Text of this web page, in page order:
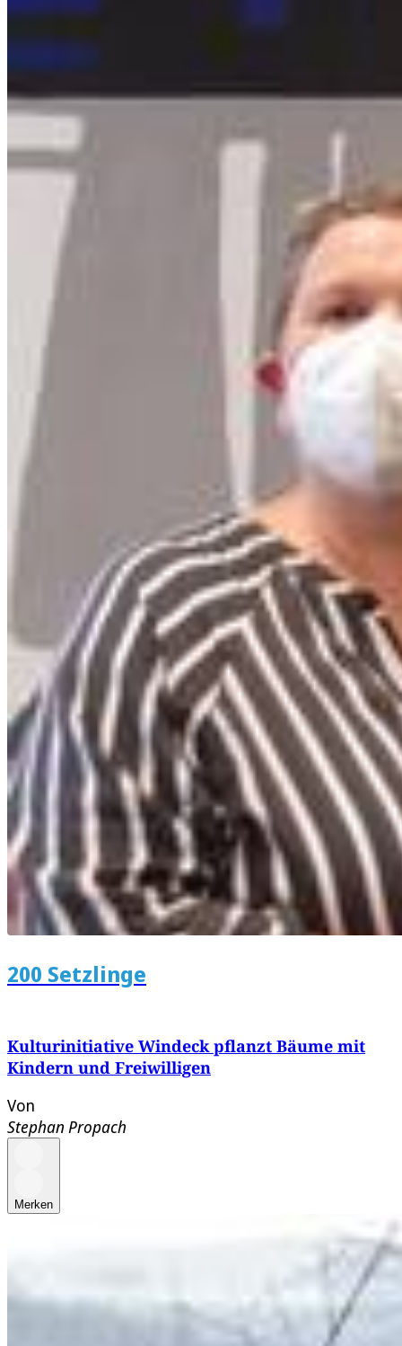
200 Setzlinge
Kulturinitiative Windeck pflanzt Bäume mit
Kindern und Freiwilligen
Von
Stephan Propach
Merken